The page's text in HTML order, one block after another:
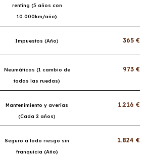
renting (5 años con
10.000km/año)
Impuestos (Año) 365 €
Neumáticos (1 cambio de
todas las ruedas)
973 €
Mantenimiento y averías
(Cada 2 años)
1.216 €
Seguro a todo riesgo sin
franquicia (Año)
1.824 €